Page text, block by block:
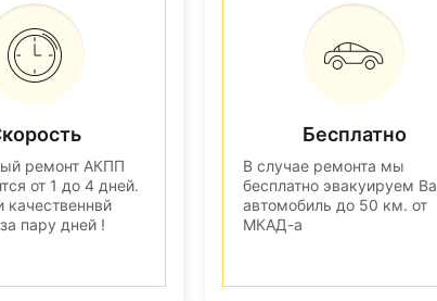
ремонт АКПП
от 1 до 4 дней.
пару дней !
Бесплатно
В случае ремонта мы
бесплатно эвакуируем
автомобиль до 50 км. от
МКАД-а